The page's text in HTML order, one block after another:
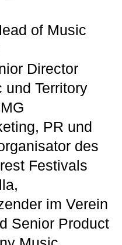
of Music
Director
und Territory
PR und
des
Festivals
im Verein
Senior Product